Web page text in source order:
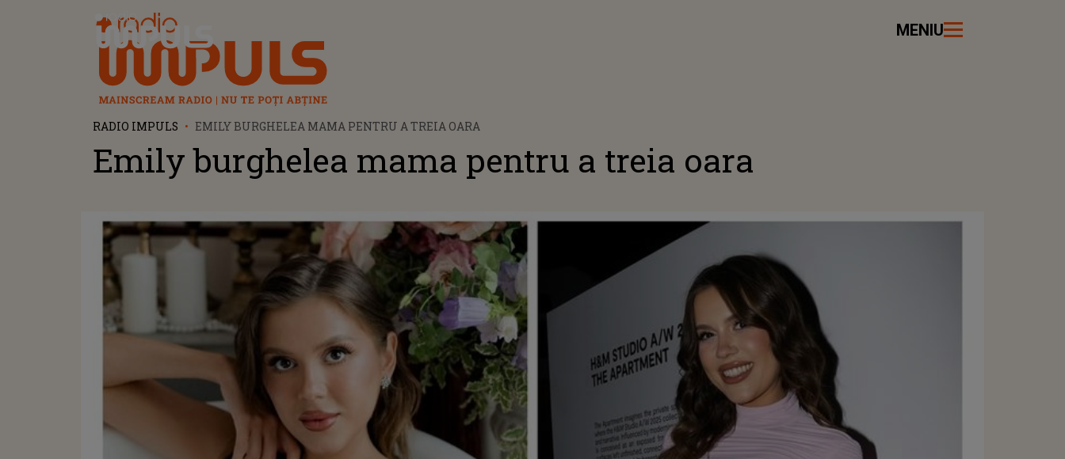
Radio Impuls MENIU
RADIO IMPULS EMILY BURGHELEA MAMA PENTRU A TREIA OARA
Emily burghelea mama pentru a treia oara